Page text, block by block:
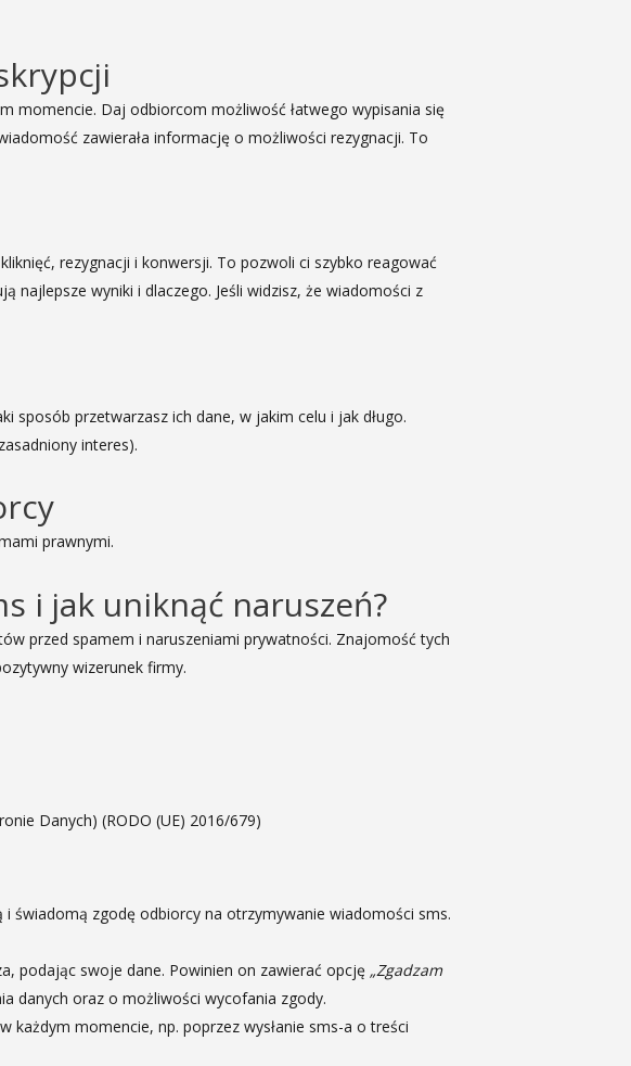
momencie. Daj odbiorcom możliwość łatwego wypisania się
zawierała informację o możliwości rezygnacji. To
rezygnacji i konwersji. To pozwoli ci szybko reagować
najlepsze wyniki i dlaczego. Jeśli widzisz, że wiadomości z
przetwarzasz ich dane, w jakim celu i jak długo.
interes).
prawnymi.
i jak uniknąć naruszeń?
przed spamem i naruszeniami prywatności. Znajomość tych
wizerunek firmy.
Danych) (RODO (UE) 2016/679)
świadomą zgodę odbiorcy na otrzymywanie wiadomości sms.
podając swoje dane. Powinien on zawierać opcję „Zgadzam
danych oraz o możliwości wycofania zgody.
każdym momencie, np. poprzez wysłanie sms-a o treści